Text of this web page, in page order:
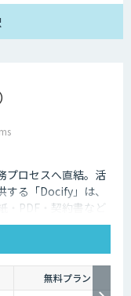
プロセスへ直結。活
る「Docify」は、
・PDF・契約書など
ジ化し、AIエージェ
トフォームです。
無料プラン